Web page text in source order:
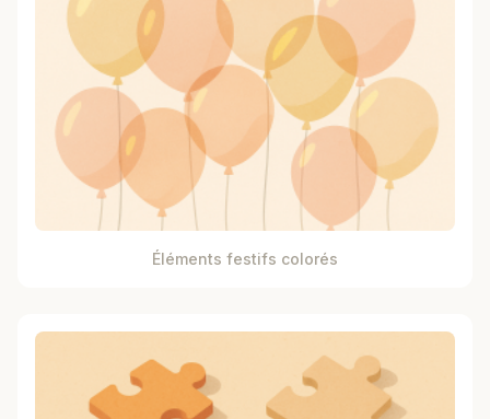
Éléments festifs colorés